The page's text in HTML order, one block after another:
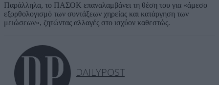
Παράλληλα, το ΠΑΣΟΚ επαναλαμβάνει τη θέση του για «άμεσο
εξορθολογισμό των συντάξεων χηρείας και κατάργηση των
μειώσεων», ζητώντας αλλαγές στο ισχύον καθεστώς.
DAILYPOST